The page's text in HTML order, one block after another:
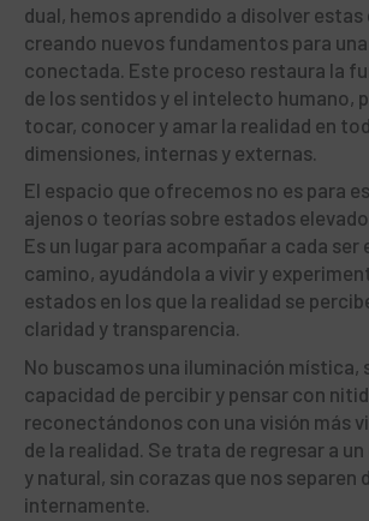
dual, hemos aprendido a disolver
creando nuevos fundamentos para
conectada. Este proceso restaura la
de los sentidos y el intelecto humano,
tocar, conocer y amar la realidad en
dimensiones, internas y externas.
El espacio que ofrecemos no es para
ajenos o teorías sobre estados
Es un lugar para acompañar a cada ser
camino, ayudándola a vivir y
estados en los que la realidad se
claridad y transparencia.
No buscamos una iluminación mística,
capacidad de percibir y pensar con
reconectándonos con una visión más
de la realidad. Se trata de regresar a
y natural, sin corazas que nos separen
internamente.